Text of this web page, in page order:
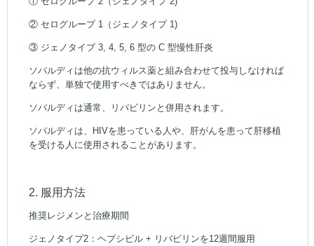
② セログループ 1（ジェノタイプ 1)
③ ジェノタイプ 3, 4, 5, 6 型の C 型慢性肝炎
ソバルディは他の抗ウィルス薬と組み合わせて投与しなければ
ならず、単独で使用すべきではありません。
ソバルディは通常、リバビリンと併用されます。
ソバルディは、HIVを患っている人や、肝がんを患って肝移植
を受ける人に使用されることがあります。
2. 服用方法
推奨レジメンと治療期間
ジェノタイプ2：ヘプシビル + リバビリンを12週間服用